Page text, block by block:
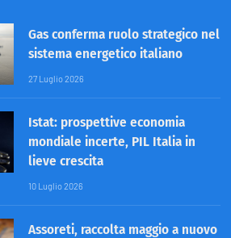
Gas conferma ruolo strategico nel
sistema energetico italiano
27 Luglio 2026
Istat: prospettive economia
mondiale incerte, PIL Italia in
lieve crescita
10 Luglio 2026
Assoreti, raccolta maggio a nuovo